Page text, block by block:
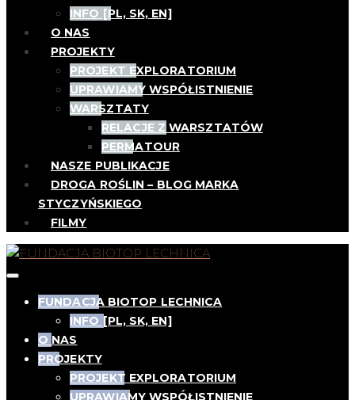
INFO [PL, SK, EN]
O NAS
PROJEKTY
PROJEKT EXPLORATORIUM
UPRAWIAMY WSPÓŁISTNIENIE
WARSZTATY
RELACJE Z WARSZTATÓW
PERMATOUR
NASZE PUBLIKACJE
DROGA ROŚLIN – BLOG MARKA
STYCZYŃSKIEGO
FILMY
FUNDACJA BIOTOP LECHNICA
INFO [PL, SK, EN]
O NAS
PROJEKTY
PROJEKT EXPLORATORIUM
UPRAWIAMY WSPÓŁISTNIENIE